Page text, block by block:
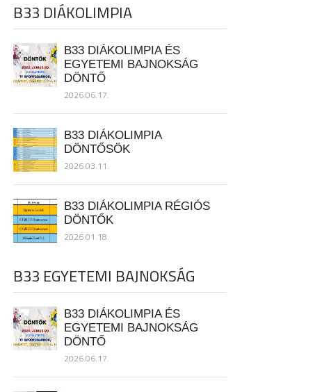
B33 DIÁKOLIMPIA
B33 DIÁKOLIMPIA ÉS
EGYETEMI BAJNOKSÁG
DÖNTŐ
2026.06.17.
B33 DIÁKOLIMPIA
DÖNTŐSÖK
2026.03.11.
B33 DIÁKOLIMPIA RÉGIÓS
DÖNTŐK
2026.01.18.
B33 EGYETEMI BAJNOKSÁG
B33 DIÁKOLIMPIA ÉS
EGYETEMI BAJNOKSÁG
DÖNTŐ
2026.06.17.